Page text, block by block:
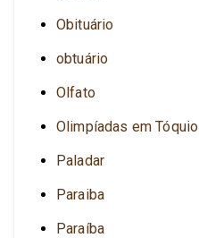
Obituário
obtuário
Olfato
Olimpíadas em Tóquio
Paladar
Paraiba
Paraíba